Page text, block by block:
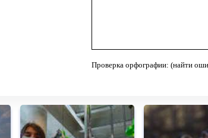
Проверка орфографии: (найти